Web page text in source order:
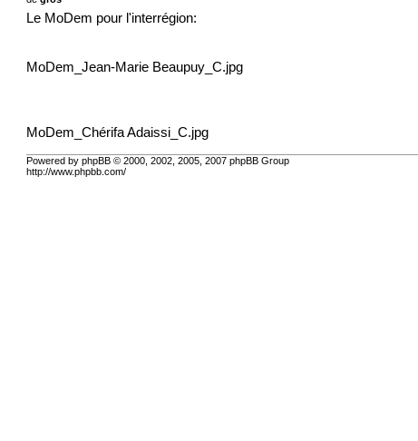
Le MoDem pour l'interrégion:
MoDem_Jean-Marie Beaupuy_C.jpg
MoDem_Chérifa Adaissi_C.jpg
Powered by phpBB © 2000, 2002, 2005, 2007 phpBB Group
http://www.phpbb.com/